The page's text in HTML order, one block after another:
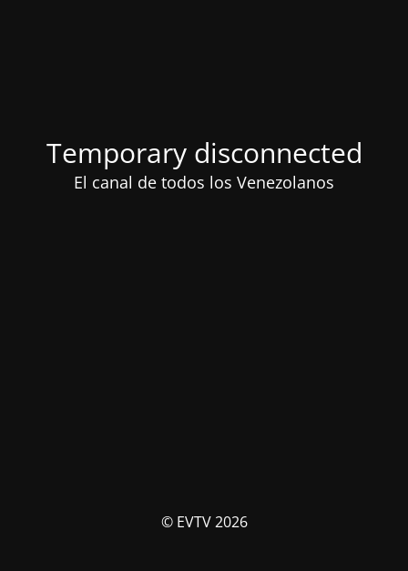
Temporary disconnected
El canal de todos los Venezolanos
© EVTV 2026